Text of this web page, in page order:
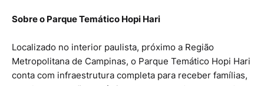
Sobre o Parque Temático Hopi Hari
Localizado no interior paulista, próximo a Região
Metropolitana de Campinas, o Parque Temático Hopi Hari
conta com infraestrutura completa para receber famílias,